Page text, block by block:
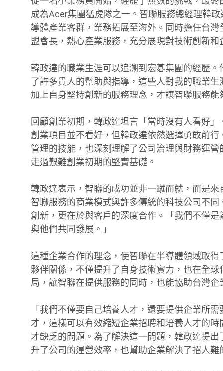
成為Acer集團猛虎隊之一。智聯服務總經理韓
導體產業客群，業務拓展至海外。同時擔任台
盟會長，熱心產業服務，充分展現對技術創新
韓政達的職業生涯可以追溯到宏碁集團的經歷
了許多貴人的幫助與指導，這些人對我的職業
加上自身堅持創新的服務理念，才讓智聯服務
回顧創業初期，韓政達坦言「當時沒有人看好
創業項目並不看好，但韓政達依然選擇勇敢前
管理的技能，也深刻理解了公司治理與財務運
走過艱難創業初期的堅實基礎。
韓政達表示，智聯的成功並非一蹴而就，而是
智聯服務的商業模式與許多傳統的科技公司不
創新，更在於與客戶的深度合作。「我們不僅
與他們共同發展。」
這種企業合作的理念，使智聯在半導體領域取
夥伴關係，不僅提升了自身技術實力，也在全
局，讓智聯在提供服務的同時，也能協助台灣企
「我們不僅要自己培養人才，還要提供企業所
才，這樣可以有效縮短企業招聘和培養人才的
才缺乏的問題。為了解決這一問題，韓政達提
升了公司的運營效率，也幫助企業解決了招人難